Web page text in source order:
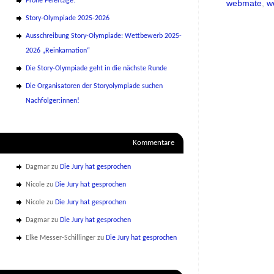
webmate
Story-Olympiade 2025-2026
Ausschreibung Story-Olympiade: Wettbewerb 2025-
2026 „Reinkarnation“
Die Story-Olympiade geht in die nächste Runde
Die Organisatoren der Storyolympiade suchen
Nachfolger:innen!
Kommentare
Dagmar zu Die Jury hat gesprochen
Nicole zu Die Jury hat gesprochen
Nicole zu Die Jury hat gesprochen
Dagmar zu Die Jury hat gesprochen
Elke Messer-Schillinger zu Die Jury hat gesprochen